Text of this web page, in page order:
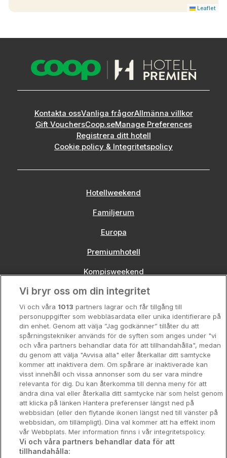
Leaflet
Kontakta ossVanliga frågorAllmänna villkor
Gift VouchersCoop.seManage Preferences
Registrera ditt hotell
Cookie policy & Integritetspolicy
Hotellweekend
Familjerum
Europa
Premiumhotell
Kompisweekend
Storstadsweekend
Hotellrum under 995 kr
Spahotell
Sydsverige
Om Hotellpremien
Nya hotell
Stadsweekend
Vi bryr oss om din integritet
Vi och våra 1013 partners lagrar och får tillgång till
personuppgifter som webbläsardata eller unika identifierare på
din enhet. Genom att välja ”Jag godkänner” tillåter du att
spårningstekniker används för de syften som anges under "vi
och våra partners behandlar data för att tillhandahålla", medan
du genom att välja "Avvisa alla" eller återkallar ditt samtycke
kommer att inaktivera dem. Om spårare är inaktiverade kan
visst innehåll och vissa annonser som du ser vara mindre
relevanta för dig. Du kan återkomma till denna meny för att
ändra dina val eller återkalla ditt samtycke när som helst genom
att klicka på länken Hantera preferenser längst ned på
webbsidan (eller den flytande ikonen längst ned till vänster på
webbsidan, om tillämpligt). Dina val kommer att ha effekt inom
vår Webbplats. Mer information finns i vår integritetspolicy.
Vi och våra partners behandlar data för att
tillhandahålla: